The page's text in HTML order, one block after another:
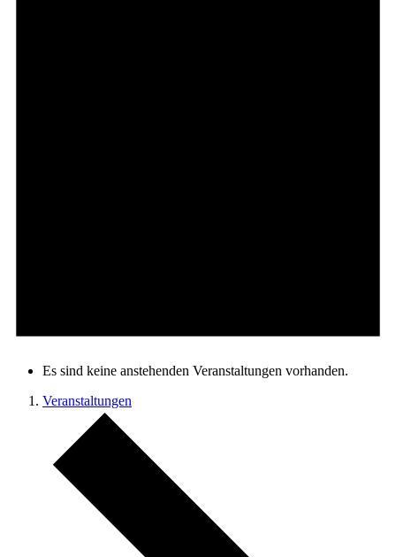
Es sind keine anstehenden Veranstaltungen vorhanden.
Veranstaltungen